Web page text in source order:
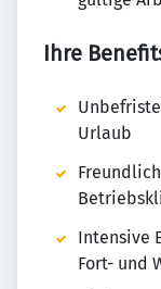
Ihre
Urlaub
Intensive
Fort- und